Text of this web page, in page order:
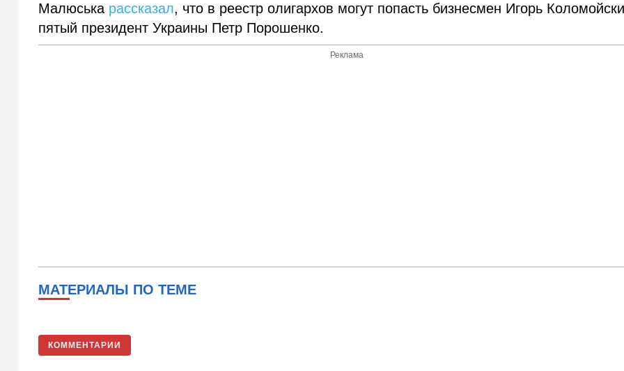
Малюська рассказал, что в реестр олигархов могут попасть бизнесмен Игорь
пятый президент Украины Петр Порошенко.
Реклама
МАТЕРИАЛЫ ПО ТЕМЕ
КОММЕНТАРИИ